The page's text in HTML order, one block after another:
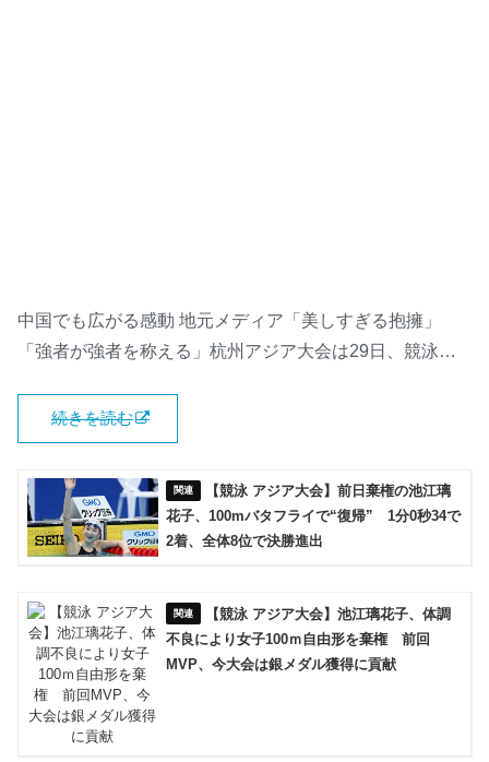
中国でも広がる感動 地元メディア「美しすぎる抱擁」
「強者が強者を称える」杭州アジア大会は29日、競泳…
続きを読む
【競泳 アジア大会】前日棄権の池江璃
花子、100mバタフライで“復帰” 1分0秒34で
2着、全体8位で決勝進出
【競泳 アジア大会】池江璃花子、体調
不良により女子100ｍ自由形を棄権 前回
MVP、今大会は銀メダル獲得に貢献